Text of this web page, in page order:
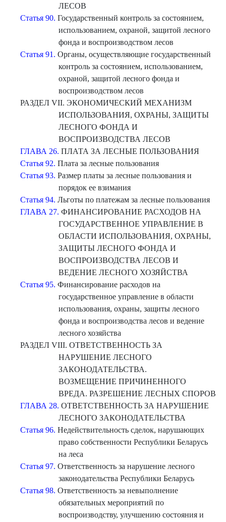
ЛЕСОВ
Статья 90. Государственный контроль за состоянием,
использованием, охраной, защитой лесного
фонда и воспроизводством лесов
Статья 91. Органы, осуществляющие государственный
контроль за состоянием, использованием,
охраной, защитой лесного фонда и
воспроизводством лесов
РАЗДЕЛ VII. ЭКОНОМИЧЕСКИЙ МЕХАНИЗМ
ИСПОЛЬЗОВАНИЯ, ОХРАНЫ, ЗАЩИТЫ
ЛЕСНОГО ФОНДА И
ВОСПРОИЗВОДСТВА ЛЕСОВ
ГЛАВА 26. ПЛАТА ЗА ЛЕСНЫЕ ПОЛЬЗОВАНИЯ
Статья 92. Плата за лесные пользования
Статья 93. Размер платы за лесные пользования и
порядок ее взимания
Статья 94. Льготы по платежам за лесные пользования
ГЛАВА 27. ФИНАНСИРОВАНИЕ РАСХОДОВ НА
ГОСУДАРСТВЕННОЕ УПРАВЛЕНИЕ В
ОБЛАСТИ ИСПОЛЬЗОВАНИЯ, ОХРАНЫ,
ЗАЩИТЫ ЛЕСНОГО ФОНДА И
ВОСПРОИЗВОДСТВА ЛЕСОВ И
ВЕДЕНИЕ ЛЕСНОГО ХОЗЯЙСТВА
Статья 95. Финансирование расходов на
государственное управление в области
использования, охраны, защиты лесного
фонда и воспроизводства лесов и ведение
лесного хозяйства
РАЗДЕЛ VIII. ОТВЕТСТВЕННОСТЬ ЗА
НАРУШЕНИЕ ЛЕСНОГО
ЗАКОНОДАТЕЛЬСТВА.
ВОЗМЕЩЕНИЕ ПРИЧИНЕННОГО
ВРЕДА. РАЗРЕШЕНИЕ ЛЕСНЫХ СПОРОВ
ГЛАВА 28. ОТВЕТСТВЕННОСТЬ ЗА НАРУШЕНИЕ
ЛЕСНОГО ЗАКОНОДАТЕЛЬСТВА
Статья 96. Недействительность сделок, нарушающих
право собственности Республики Беларусь
на леса
Статья 97. Ответственность за нарушение лесного
законодательства Республики Беларусь
Статья 98. Ответственность за невыполнение
обязательных мероприятий по
воспроизводству, улучшению состояния и